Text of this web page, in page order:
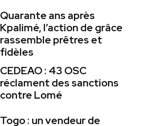
Quarante ans après
Kpalimé, l’action de grâce
rassemble prêtres et
fidèles
CEDEAO : 43 OSC
réclament des sanctions
contre Lomé
Togo : un vendeur de